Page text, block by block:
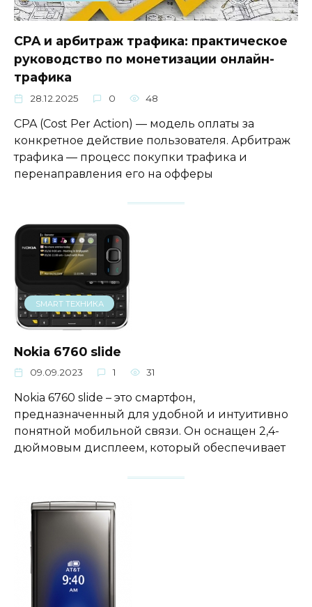
CPA и арбитраж трафика: практическое
руководство по монетизации онлайн-
трафика
28.12.2025 0 48
CPA (Cost Per Action) — модель оплаты за
конкретное действие пользователя. Арбитраж
трафика — процесс покупки трафика и
перенаправления его на офферы
SMART ТЕХНИКА
Nokia 6760 slide
09.09.2023 1 31
Nokia 6760 slide – это смартфон,
предназначенный для удобной и интуитивно
понятной мобильной связи. Он оснащен 2,4-
дюймовым дисплеем, который обеспечивает